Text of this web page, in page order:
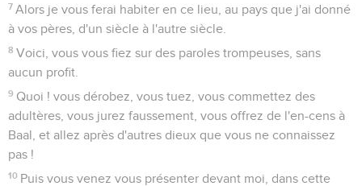
7 Alors je vous ferai habiter en ce lieu, au pays que j'ai donné
à vos pères, d'un siècle à l'autre siècle.
8 Voici, vous vous fiez sur des paroles trompeuses, sans
aucun profit.
9 Quoi ! vous dérobez, vous tuez, vous commettez des
adultères, vous jurez faussement, vous offrez de l'en-cens à
Baal, et allez après d'autres dieux que vous ne connaissez
pas !
10 Puis vous venez vous présenter devant moi, dans cette